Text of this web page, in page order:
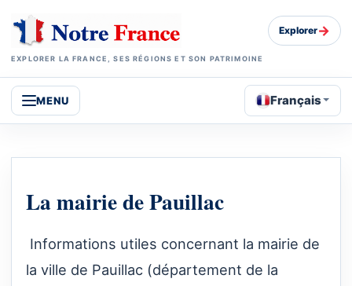
EXPLORER LA FRANCE, SES RÉGIONS ET SON PATRIMOINE
Explorer→
MENU Français
La mairie de Pauillac
Informations utiles concernant la mairie de
la ville de Pauillac (département de la